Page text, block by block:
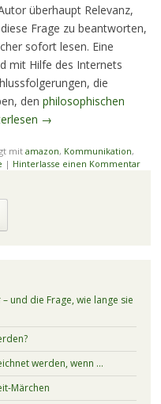
überhaupt Relevanz,
Frage zu beantworten,
sofort lesen. Eine
mit Hilfe des Internets
die
den philosophischen
→
mitamazon, Kommunikation,
| Hinterlasse einen Kommentar
und die Frage, wie lange sie
werden, wenn …
Märchen